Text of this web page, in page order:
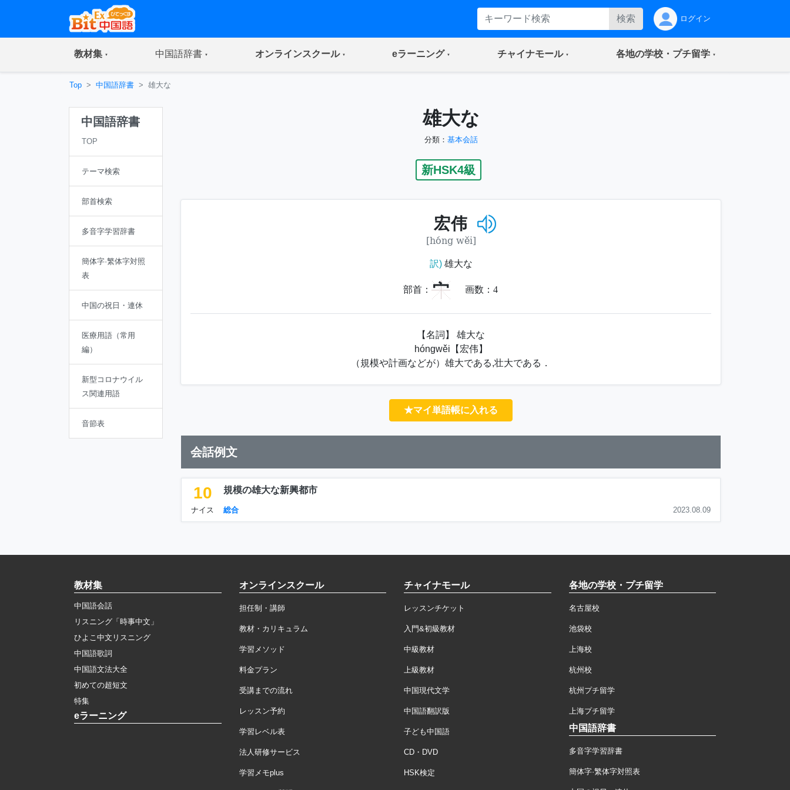
検索 ログイン
教材集(current) 中国語辞書(current) オンラインスクール(current) eラーニング(current) チャイナモール(current) 各地の学校・プチ留学(current)
Top 中国語辞書 雄大な
中国語辞書
TOP
テーマ検索
部首検索
多音字学習辞書
簡体字·繁体字対照
表
中国の祝日・連休
医療用語（常用
編）
新型コロナウイル
ス関連用語
音節表
雄大な
分類： 基本会話
新HSK4級
宏伟
[hóng wěi]
訳)雄大な
部首： 宀 画数： 4
【名詞】 雄大な
hóngwěi【宏伟】
（規模や計画などが）雄大である,壮大である．
★マイ単語帳に入れる
会話例文
10
ナイス
規模の雄大な新興都市
総合 2023.08.09
教材集
中国語会話
リスニング「時事中文」
ひよこ中文リスニング
中国語歌詞
中国語文法大全
初めての超短文
特集
eラーニング
オンラインスクール
担任制・講師
教材・カリキュラム
学習メソッド
料金プラン
受講までの流れ
レッスン予約
学習レベル表
法人研修サービス
学習メモplus
チャイナモール
レッスンチケット
入門&初級教材
中級教材
上級教材
中国現代文学
中国語翻訳版
子ども中国語
CD・DVD
HSK検定
各地の学校・プチ留学
名古屋校
池袋校
上海校
杭州校
杭州プチ留学
上海プチ留学
中国語辞書
多音字学習辞書
簡体字·繁体字対照表